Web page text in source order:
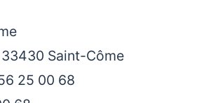
Saint-Côme
25 00 68